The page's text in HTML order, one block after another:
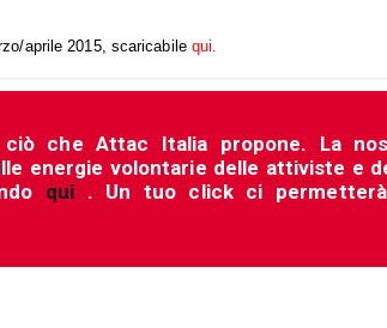
aprile 2015, scaricabile qui.
che Attac Italia propone. La
energie volontarie delle attiviste e
qui . Un tuo click ci